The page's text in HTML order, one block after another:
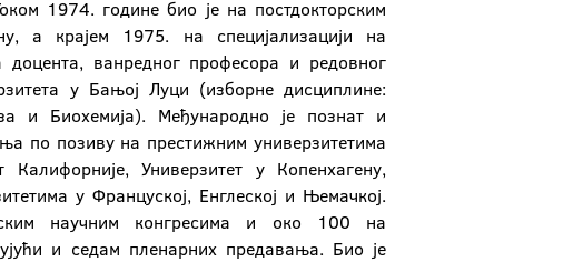
1974. године био је на постдокторским
а крајем 1975. на специјализацији на
ванредног професора и редовног
у Бањој Луци (изборне дисциплине:
и Биохемија). Међународно је познат и
по позиву на престижним универзитетима
Универзитет у Копенхагену,
у Француској, Енглеској и Њемачкој.
научним конгресима и око 100 на
и седам пленарних предавања. Био је